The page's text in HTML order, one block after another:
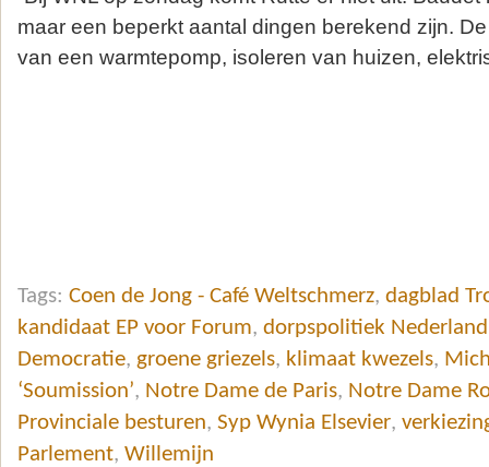
maar een beperkt aantal dingen berekend zijn.
van een warmtepomp, isoleren van huizen,
Tags: Coen de Jong - Café Weltschmerz, dagblad
kandidaat EP voor Forum, dorpspolitiek Nederland
Democratie, groene griezels, klimaat kwezels,
‘Soumission’, Notre Dame de Paris, Notre Dame
Provinciale besturen, Syp Wynia Elsevier,
Parlement, Willemijn